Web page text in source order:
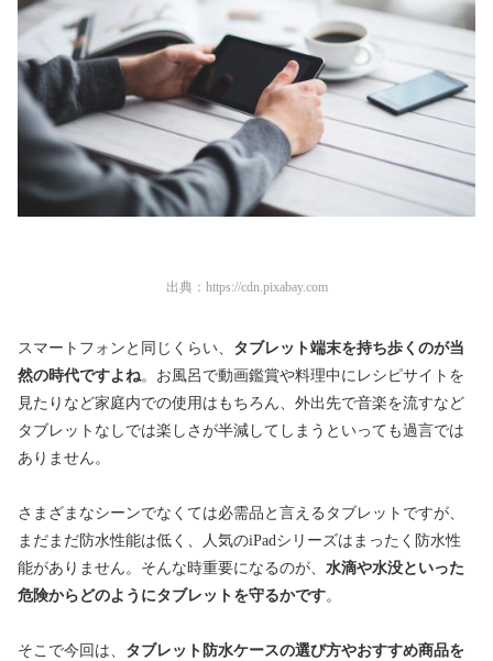
出典： https://cdn.pixabay.com
スマートフォンと同じくらい、 タブレット端末を持ち歩くのが当
然の時代ですよね。お風呂で動画鑑賞や料理中にレシピサイトを
見たりなど家庭内での使用はもちろん、外出先で音楽を流すなど
タブレットなしでは楽しさが半減してしまうといっても過言では
ありません。
さまざまなシーンでなくては必需品と言えるタブレットですが、
まだまだ防水性能は低く、人気のiPadシリーズはまったく防水性
能がありません。そんな時重要になるのが、 水滴や水没といった
危険からどのようにタブレットを守るかです。
そこで今回は、 タブレット防水ケースの選び方やおすすめ商品を